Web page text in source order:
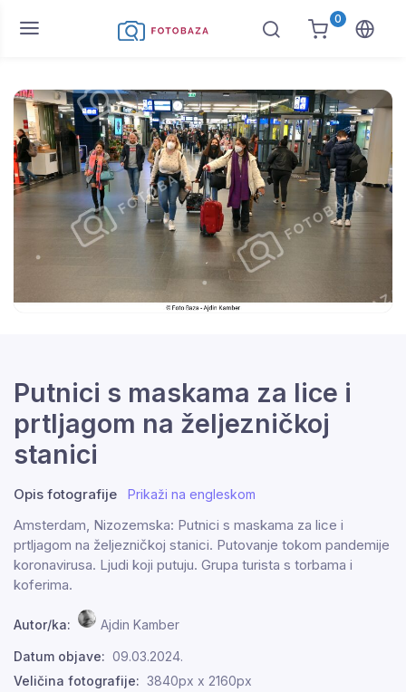
0
Putnici s maskama za lice i
prtljagom na željezničkoj
stanici
Opis fotografije Prikaži na engleskom
Amsterdam, Nizozemska: Putnici s maskama za lice i
prtljagom na željezničkoj stanici. Putovanje tokom pandemije
koronavirusa. Ljudi koji putuju. Grupa turista s torbama i
koferima.
Autor/ka: Ajdin Kamber
Datum objave: 09.03.2024.
Veličina fotografije: 3840px x 2160px